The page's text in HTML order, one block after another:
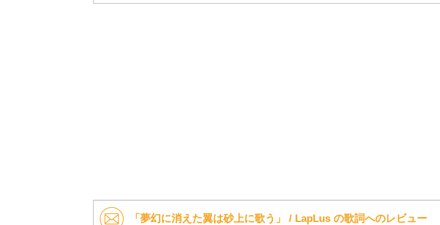
「夢幻に消えた翼は砂上に歌う」 / LapLus の歌詞へのレビュー